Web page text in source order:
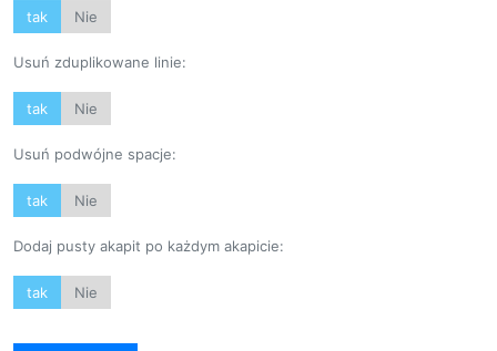
tak Nie
Usuń zduplikowane linie:
tak Nie
Usuń podwójne spacje:
tak Nie
Dodaj pusty akapit po każdym akapicie:
tak Nie